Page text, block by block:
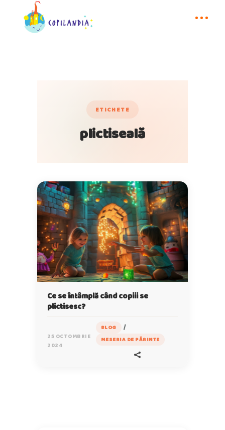
ETICHETE
plictiseală
Ce se întâmplă când copiii se
plictisesc?
25 OCTOMBRIE
2024
BLOG /
MESERIA DE PĂRINTE